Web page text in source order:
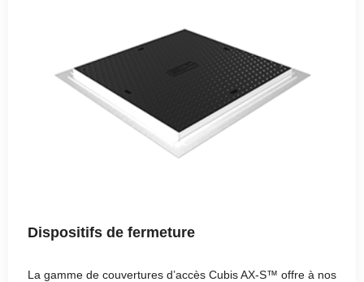
Dispositifs de fermeture
La gamme de couvertures d’accès Cubis AX-S™ offre à nos